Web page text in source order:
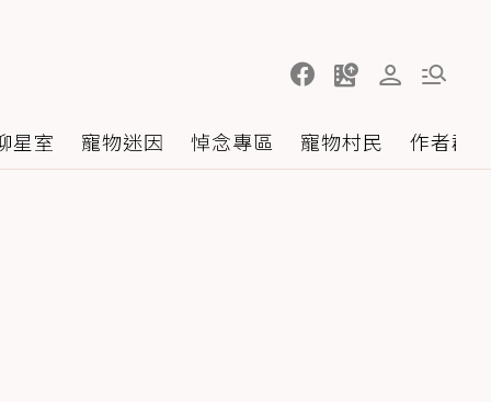
星室 寵物迷因 悼念專區 寵物村民 作者群